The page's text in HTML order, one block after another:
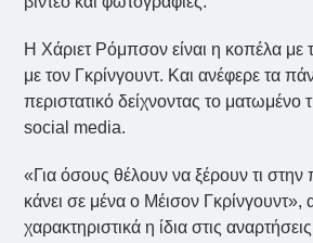
Η Χάριετ Ρόμπσον είναι η κοπέλα με
με τον Γκρίνγουντ. Και ανέφερε τα
περιστατικό δείχνοντας το
social media.
«Για όσους θέλουν να ξέρουν τι στην
κάνει σε μένα ο Μέισον Γκρίνγουντ»,
χαρακτηριστικά η ίδια στις